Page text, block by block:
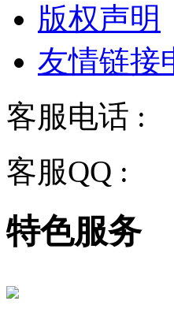
版权声明
友情链接
客服电话 :
客服QQ :
特色服务